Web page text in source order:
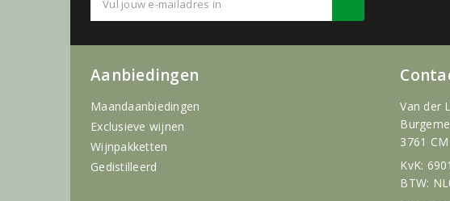
Aanbiedingen
Maandaanbiedingen
Exclusieve wijnen
Wijnpakketten
Gedistilleerd
Van der
3761
KvK:
BTW: